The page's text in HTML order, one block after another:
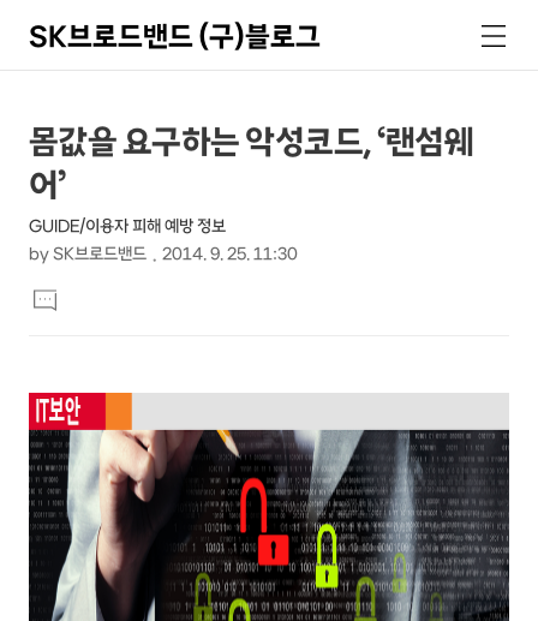
SK브로드밴드 (구)블로그
색
메
뉴
상
세
컨
텐
츠
본
문
제
목
몸값을 요구하는 악성코드, ‘랜섬웨
어’
GUIDE/이용자 피해 예방 정보
by SK브로드밴드 2014. 9. 25. 11:30
문
댓
글